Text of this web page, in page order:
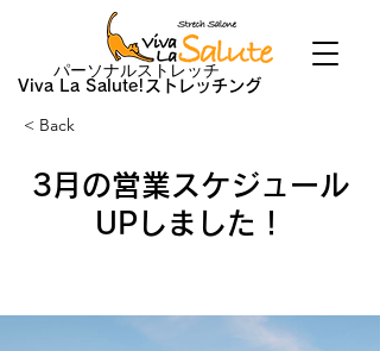
Viva La Salute!ストレッチング
パーソナルストレッチ
< Back
3月の営業スケジュール
UPしました！